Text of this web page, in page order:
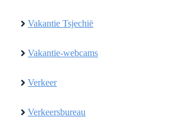
Vakantie Tsjechië
Vakantie-webcams
Verkeer
Verkeersbureau